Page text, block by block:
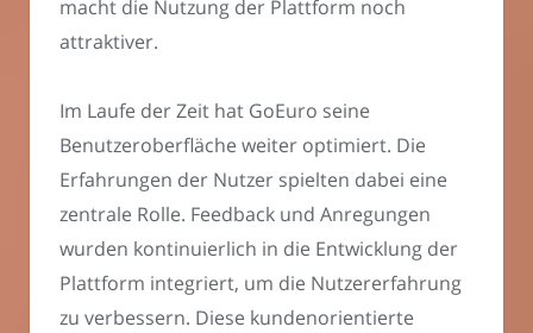
macht die Nutzung der Plattform noch
attraktiver.
Im Laufe der Zeit hat GoEuro seine
Benutzeroberfläche weiter optimiert. Die
Erfahrungen der Nutzer spielten dabei eine
zentrale Rolle. Feedback und Anregungen
wurden kontinuierlich in die Entwicklung der
Plattform integriert, um die Nutzererfahrung
zu verbessern. Diese kundenorientierte